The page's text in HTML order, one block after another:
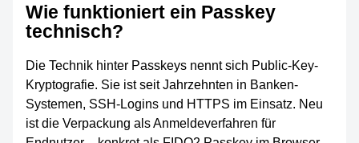
Wie funktioniert ein Passkey
technisch?
Die Technik hinter Passkeys nennt sich Public-Key-
Kryptografie. Sie ist seit Jahrzehnten in Banken-
Systemen, SSH-Logins und HTTPS im Einsatz. Neu
ist die Verpackung als Anmeldeverfahren für